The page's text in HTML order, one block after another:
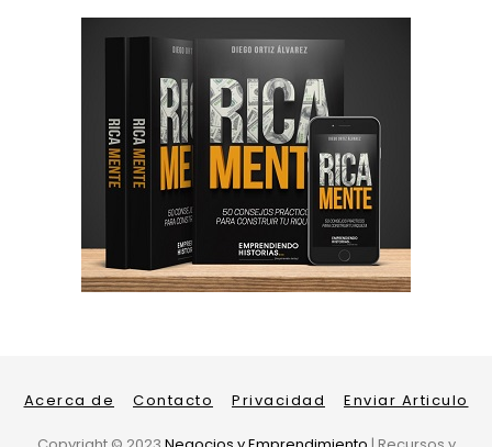
Acerca de Contacto Privacidad Enviar Articulo